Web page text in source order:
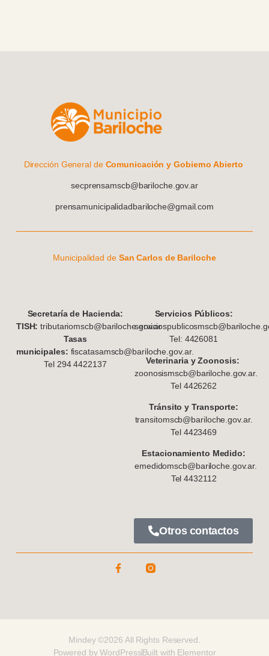
Dirección General de Comunicación y Gobierno Abierto
secprensamscb@bariloche.gov.ar
prensamunicipalidadbariloche@gmail.com
Municipalidad deSan Carlos de Bariloche
Secretaría de Hacienda:
TISH: tributariomscb@bariloche.gov.ar
Tasas
municipales: fiscatasamscb@bariloche.gov.ar.
Tel 294 4422137
Servicios Públicos:
Tel: 4426081
Veterinaria y Zoonosis:
zoonosismscb@bariloche.gov.ar.
Tel 4426262
Tránsito y Transporte:
transitomscb@bariloche.gov.ar.
Tel 4423469
Estacionamiento Medido:
emedidomscb@bariloche.gov.ar.
Tel 4432112
Otros contactos
Mindey ©2026 All Rights Reserved.
Powered by WordPressBuilt with Elementor